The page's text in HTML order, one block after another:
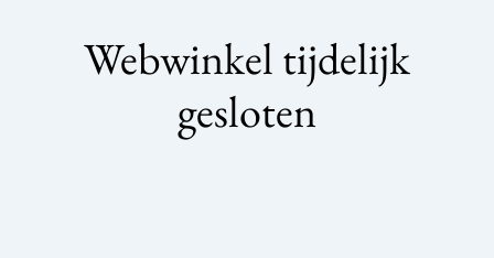
Webwinkel tijdelijk
gesloten